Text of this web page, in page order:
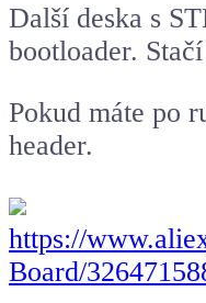
Další deska s
bootloader.
Pokud máte po
header.
https://
Board/